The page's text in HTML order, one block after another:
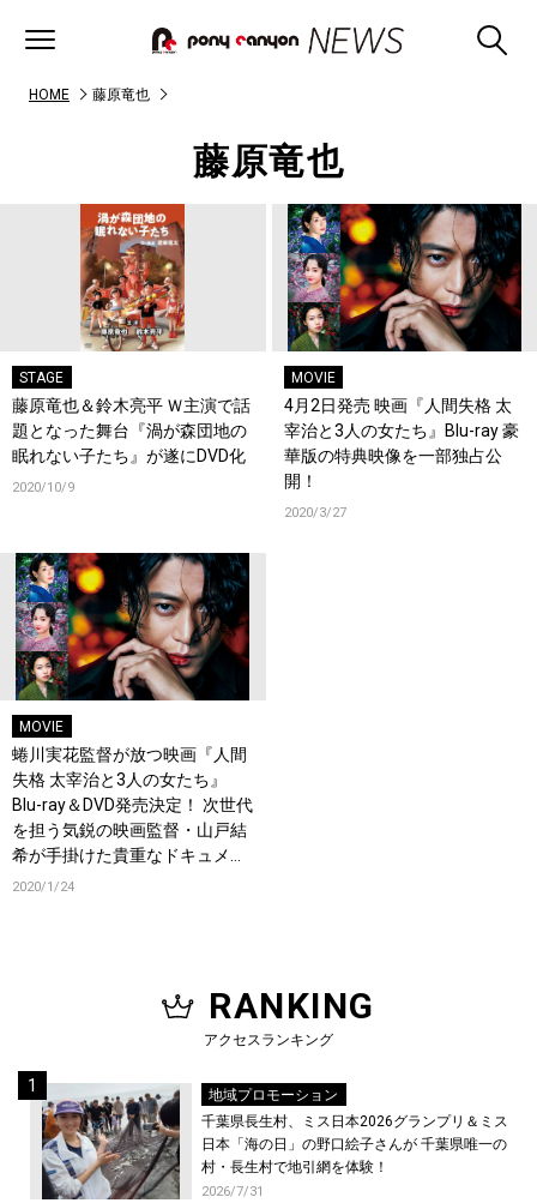
HOME 藤原竜也
藤原竜也
STAGE
藤原竜也＆鈴木亮平 Ｗ主演で話
題となった舞台『渦が森団地の
眠れない子たち』が遂にDVD化
2020/10/9
MOVIE
4月2日発売 映画『人間失格 太
宰治と3人の女たち』Blu-ray 豪
華版の特典映像を一部独占公
開！
2020/3/27
MOVIE
蜷川実花監督が放つ映画『人間
失格 太宰治と3人の女たち』
Blu-ray＆DVD発売決定！ 次世代
を担う気鋭の映画監督・山戸結
希が手掛けた貴重なドキュメン
タリー映像収録
2020/1/24
RANKING
アクセスランキング
地域プロモーション
千葉県長生村、ミス日本2026グランプリ＆ミス
日本「海の日」の野口絵子さんが 千葉県唯一の
村・長生村で地引網を体験！
2026/7/31